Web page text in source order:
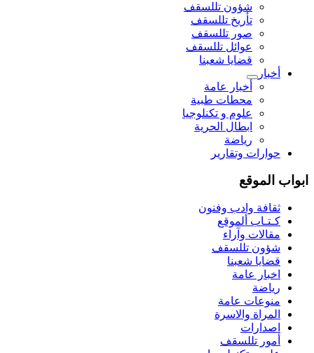
شؤون تللسقف
تأريخ تللسقف
صور تللسقف
عوائل تللسقف
قضايا شعبنا
أخبار
أخبار عامة
محطات طبية
علوم و تکنلوجیا
ابطال الحرية
رياضة
حوارات وتقارير
ابواب الموقع
ثقافة وادب وفنون
كـتـاب ألموقع
مقالات وآراء
شؤون تللسقف
قضايا شعبنا
اخبار عامة
رياضة
منوعات عامة
المراة والاسرة
اصدارات
أمور تللسقف